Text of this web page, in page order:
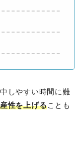
しやすい時間に難
性を上げることも